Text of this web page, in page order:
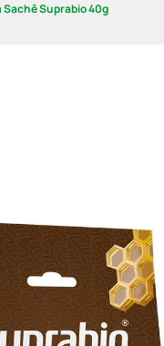
Sachê Suprabio 40g